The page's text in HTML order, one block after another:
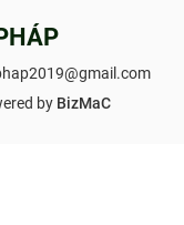
by BizMaC